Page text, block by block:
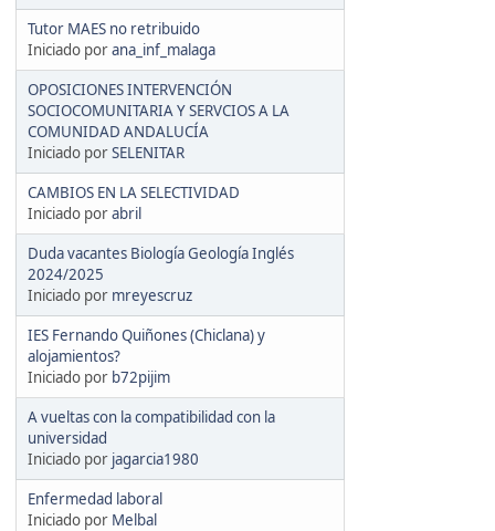
Tutor MAES no retribuido
Iniciado porana_inf_malaga
OPOSICIONES INTERVENCIÓN
SOCIOCOMUNITARIA Y SERVCIOS A LA
COMUNIDAD ANDALUCÍA
Iniciado porSELENITAR
CAMBIOS EN LA SELECTIVIDAD
Iniciado porabril
Duda vacantes Biología Geología Inglés
2024/2025
Iniciado por mreyescruz
IES Fernando Quiñones (Chiclana) y
alojamientos?
Iniciado por b72pijim
A vueltas con la compatibilidad con la
universidad
Iniciado por jagarcia1980
Enfermedad laboral
Iniciado por Melbal